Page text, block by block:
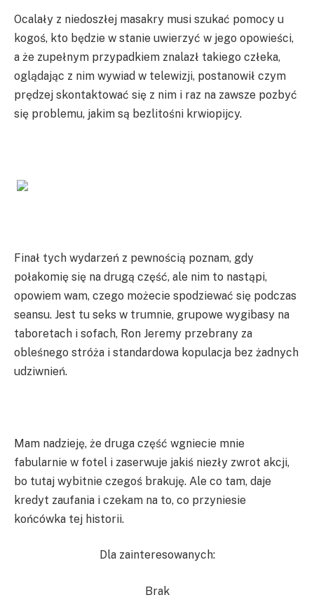
Ocalały z niedoszłej masakry musi szukać pomocy u
kogoś, kto będzie w stanie uwierzyć w jego opowieści,
a że zupełnym przypadkiem znalazł takiego człeka,
oglądając z nim wywiad w telewizji, postanowił czym
prędzej skontaktować się z nim i raz na zawsze pozbyć
się problemu, jakim są bezlitośni krwiopijcy.
Finał tych wydarzeń z pewnością poznam, gdy
połakomię się na drugą część, ale nim to nastąpi,
opowiem wam, czego możecie spodziewać się podczas
seansu. Jest tu seks w trumnie, grupowe wygibasy na
taboretach i sofach, Ron Jeremy przebrany za
obleśnego stróża i standardowa kopulacja bez żadnych
udziwnień.
Mam nadzieję, że druga część wgniecie mnie
fabularnie w fotel i zaserwuje jakiś niezły zwrot akcji,
bo tutaj wybitnie czegoś brakuję. Ale co tam, daje
kredyt zaufania i czekam na to, co przyniesie
końcówka tej historii.
Dla zainteresowanych:
Brak